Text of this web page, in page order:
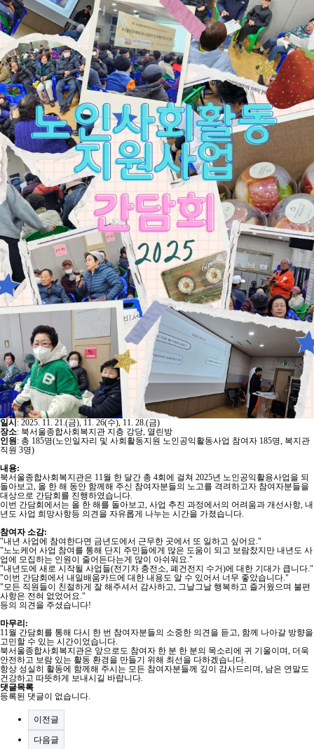
일시 : 2025. 11. 21.(금), 11. 26(수), 11. 28.(금)
장소: 북서울종합사회복지관 지층 강당, 열린방
인원: 총 185명(노인일자리 및 사회활동지원 노인공익활동사업 참여자 185명, 복지관
직원 3명)
내용:
북서울종합사회복지관은 11월 한 달간 총 4회에 걸쳐 2025년 노인공익활용사업을 되
돌아보고, 올 한 해 동안 함께해 주신 참여자분들의 노고를 격려하고자 참여자분들을
대상으로 간담회를 진행하였습니다.
이번 간담회에서는 올 한 해를 돌아보고, 사업 추진 과정에서의 어려움과 개선사항, 내
년도 사업 희망사항등 의견을 자유롭게 나누는 시간을 가졌습니다.
참여자 소감:
"내년 사업에 참여한다면 금년도에서 근무한 곳에서 또 일하고 싶어요."
"노노케어 사업 참여를 통해 단지 주민들에게 많은 도움이 되고 보람찼지만 내년도 사
업에 모집하는 인원이 줄어든다는게 많이 아쉬워요."
"내년도에 새로 시작될 사업들(전기차 충전소, 폐건전지 수거)에 대한 기대가 큽니다."
"이번 간담회에서 내일배움카드에 대한 내용도 알 수 있어서 너무 좋았습니다."
"모든 직원들이 친절하게 잘 해주셔서 감사하고, 그날그날 행복하고 즐거웠으며 불편
사항은 전혀 없었어요."
등의 의견을 주셨습니다!
마무리:
11월 간담회를 통해 다시 한 번 참여자분들의 소중한 의견을 듣고, 함께 나아갈 방향을
고민할 수 있는 시간이었습니다.
북서울종합사회복지관은 앞으로도 참여자 한 분 한 분의 목소리에 귀 기울이며, 더욱
안전하고 보람 있는 활동 환경을 만들기 위해 최선을 다하겠습니다.
항상 성실히 활동에 함께해 주시는 모든 참여자분들께 깊이 감사드리며, 남은 연말도
건강하고 따뜻하게 보내시길 바랍니다.
댓글목록
등록된 댓글이 없습니다.
이전글
다음글